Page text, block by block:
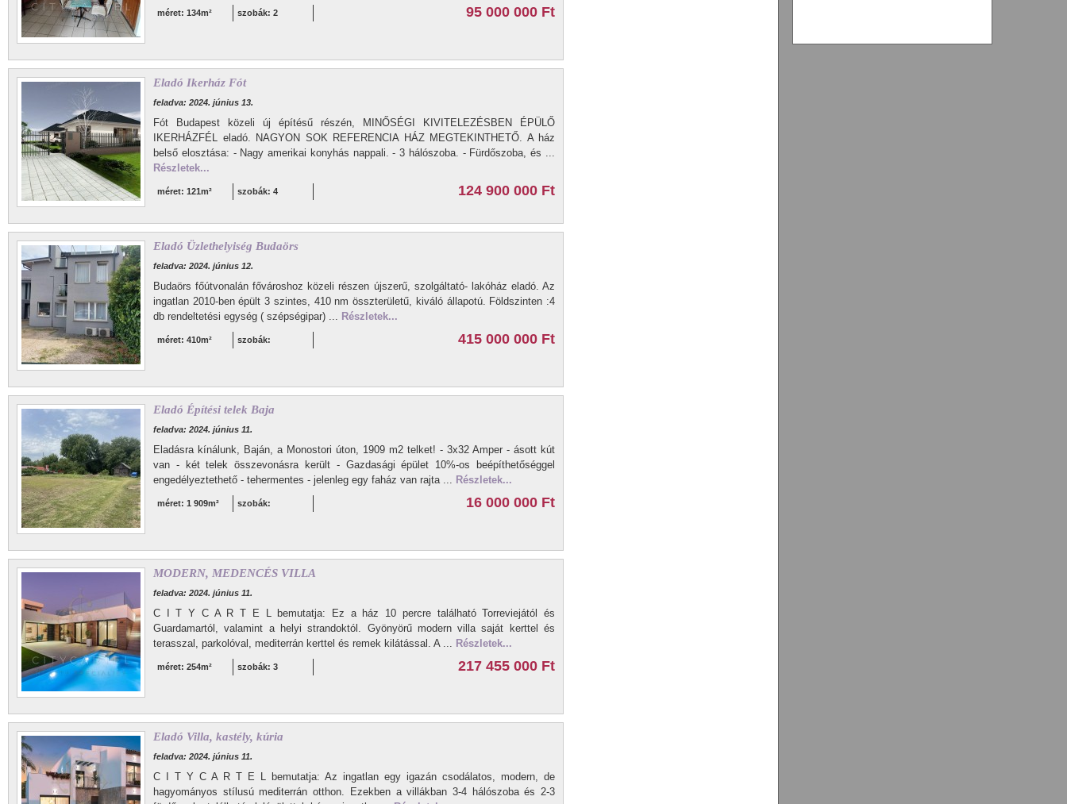
méret: 134m² szobák: 2 95 000 000 Ft
Eladó Ikerház Fót
feladva: 2024. június 13.
Fót Budapest közeli új építésű részén, MINŐSÉGI KIVITELEZÉSBEN ÉPÜLŐ
IKERHÁZFÉL eladó. NAGYON SOK REFERENCIA HÁZ MEGTEKINTHETŐ. A ház
belső elosztása: - Nagy amerikai konyhás nappali. - 3 hálószoba. - Fürdőszoba, és ...
Részletek...
méret: 121m² szobák: 4 124 900 000 Ft
Eladó Üzlethelyiség Budaörs
feladva: 2024. június 12.
Budaörs főútvonalán fővároshoz közeli részen újszerű, szolgáltató- lakóház eladó. Az
ingatlan 2010-ben épült 3 szintes, 410 nm összterületű, kiváló állapotú. Földszinten :4
db rendeltetési egység ( szépségipar) ... Részletek...
méret: 410m² szobák: 415 000 000 Ft
Eladó Építési telek Baja
feladva: 2024. június 11.
Eladásra kínálunk, Baján, a Monostori úton, 1909 m2 telket! - 3x32 Amper - ásott kút
van - két telek összevonásra került - Gazdasági épület 10%-os beépíthetőséggel
engedélyeztethető - tehermentes - jelenleg egy faház van rajta ... Részletek...
méret: 1 909m² szobák: 16 000 000 Ft
MODERN, MEDENCÉS VILLA
feladva: 2024. június 11.
C I T Y C A R T E L bemutatja: Ez a ház 10 percre található Torreviejától és
Guardamartól, valamint a helyi strandoktól. Gyönyörű modern villa saját kerttel és
terasszal, parkolóval, mediterrán kerttel és remek kilátással. A ... Részletek...
méret: 254m² szobák: 3 217 455 000 Ft
Eladó Villa, kastély, kúria
feladva: 2024. június 11.
C I T Y C A R T E L bemutatja: Az ingatlan egy igazán csodálatos, modern, de
hagyományos stílusú mediterrán otthon. Ezekben a villákban 3-4 hálószoba és 2-3